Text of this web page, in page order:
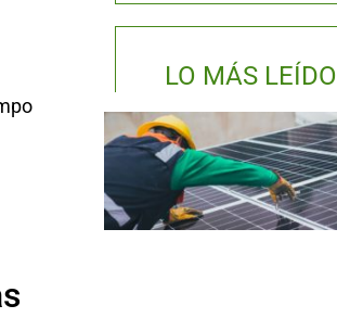
LO MÁS LEÍDO